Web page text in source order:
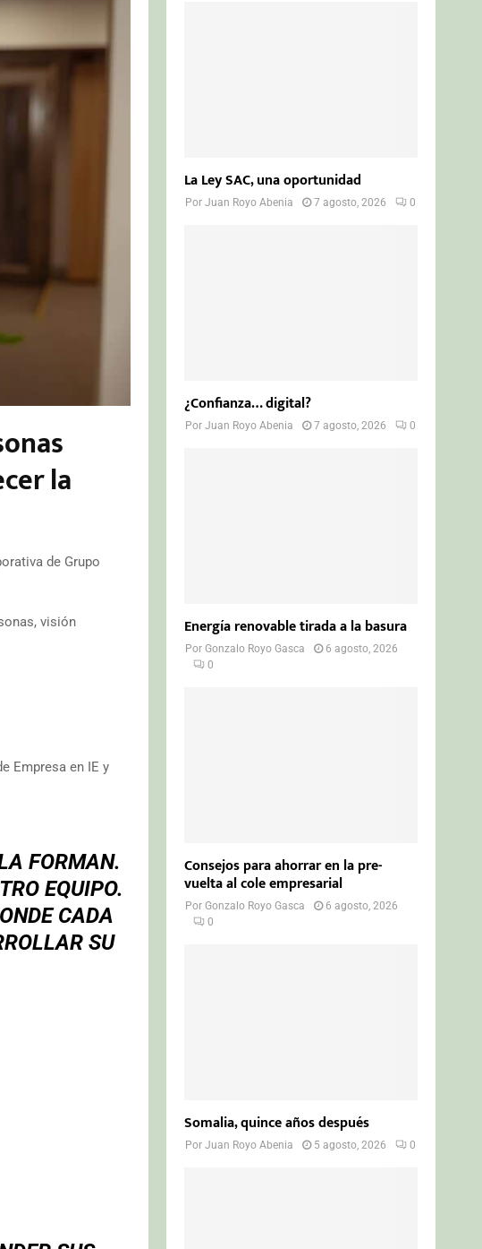
la
de Grupo
visión
Empresa en IE y
FORMAN.
EQUIPO.
CADA
SU
La Ley SAC, una oportunidad
PorJuan Royo Abenia 7 agosto, 2026 0
¿Confianza… digital?
PorJuan Royo Abenia 7 agosto, 2026 0
Energía renovable tirada a la basura
PorGonzalo Royo Gasca
6 agosto, 2026
0
Consejos para ahorrar en la pre-
vuelta al cole empresarial
PorGonzalo Royo Gasca
6 agosto, 2026
0
Somalia, quince años después
PorJuan Royo Abenia 5 agosto, 2026 0